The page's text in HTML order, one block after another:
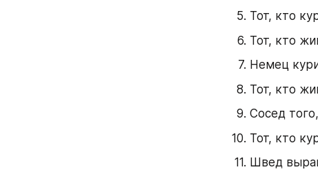
Тот, кто
Тот, кто
Немец
Тот, кто
Сосед
Тот, кто
Швед